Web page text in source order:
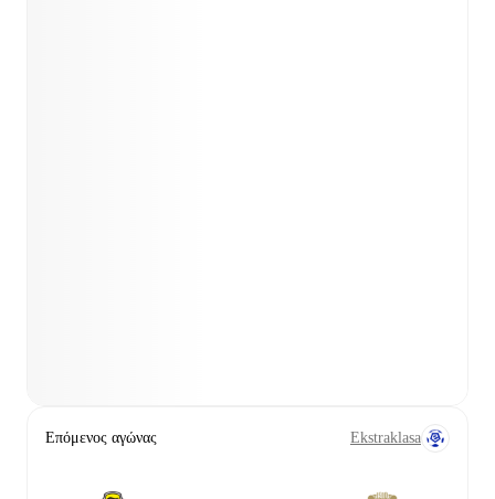
Επόμενος αγώνας Ekstraklasa